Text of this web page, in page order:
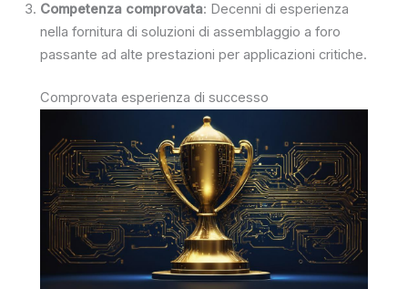
Competenza comprovata: Decenni di esperienza
nella fornitura di soluzioni di assemblaggio a foro
passante ad alte prestazioni per applicazioni critiche.
Comprovata esperienza di successo